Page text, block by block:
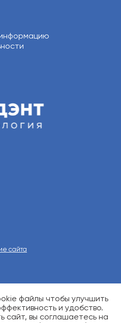
сайта
проконсультируйтесь у
файлы чтобы улучшить
и удобство.
сайт, вы соглашаетесь на